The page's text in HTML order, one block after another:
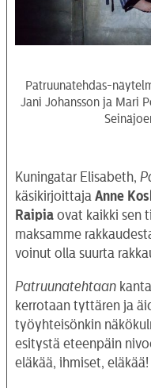
Patruunatehdas-
Jani Johansson ja Mari
Kuningatar Elisabeth,
käsikirjoittaja Anne
Raipia ovat kaikki sen
maksamme
voinut olla suurta
Patruunatehtaan
kerrotaan tyttären ja
työyhteisönkin
esitystä eteenpäin
eläkää, ihmiset, eläkää!